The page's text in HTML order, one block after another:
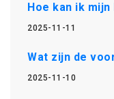
Hoe kan ik
2025-11-11
Wat zijn de
2025-11-10